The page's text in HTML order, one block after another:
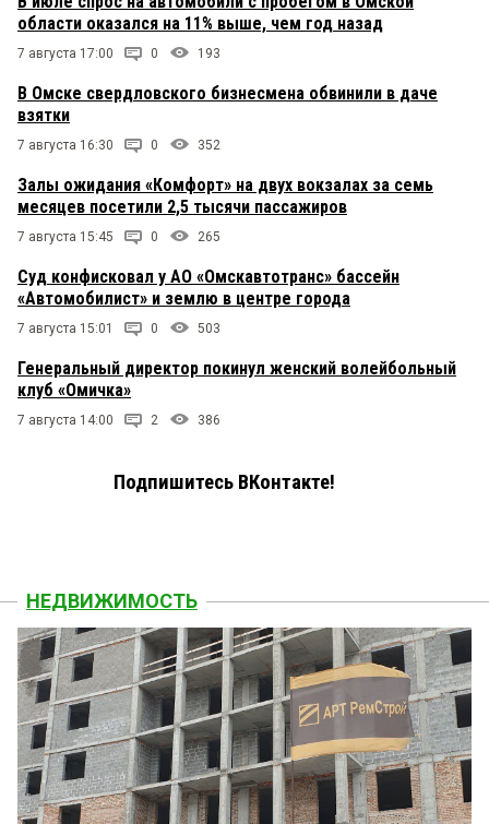
области оказался на 11% выше, чем год назад
7 августа 17:00 0 193
В Омске свердловского бизнесмена обвинили в даче
взятки
7 августа 16:30 0 352
Залы ожидания «Комфорт» на двух вокзалах за семь
месяцев посетили 2,5 тысячи пассажиров
7 августа 15:45 0 265
Суд конфисковал у АО «Омскавтотранс» бассейн
«Автомобилист» и землю в центре города
7 августа 15:01 0 503
Генеральный директор покинул женский волейбольный
клуб «Омичка»
7 августа 14:00 2 386
Подпишитесь ВКонтакте!
НЕДВИЖИМОСТЬ